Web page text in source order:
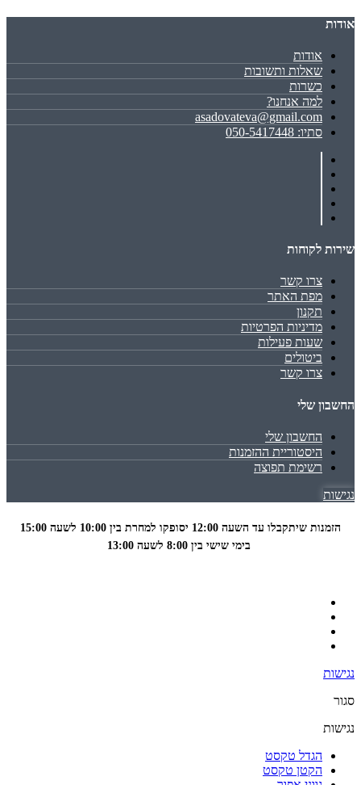
אודות
אודות
שאלות ותשובות
כשרות
למה אנחנו?
asadovateva@gmail.com
סתיו: 050-5417448
שירות לקוחות
צרו קשר
מפת האתר
תקנון
מדיניות הפרטיות
שעות פעילות
ביטולים
צרו קשר
החשבון שלי
החשבון שלי
היסטוריית ההזמנות
רשימת תפוצה
נגישות
הזמנות שיתקבלו עד השעה 12:00 יסופקו למחרת בין 10:00 לשעה
15:00
נגישות
סגור
נגישות
הגדל טקסט
הקטן טקסט